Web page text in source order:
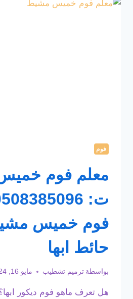
فوم
معلم فوم
فوم خميس
حائط ابها
بواسطة ترميم تشطيب مايو 16, 2024
هل تعرف ماهو فوم ديكور